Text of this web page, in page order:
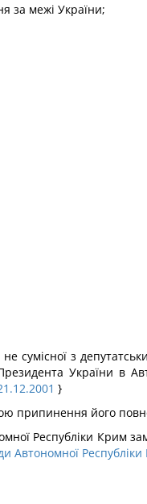
за межі України;
сумісної з
України в
}
припинення його
Республіки Крим
Автономної